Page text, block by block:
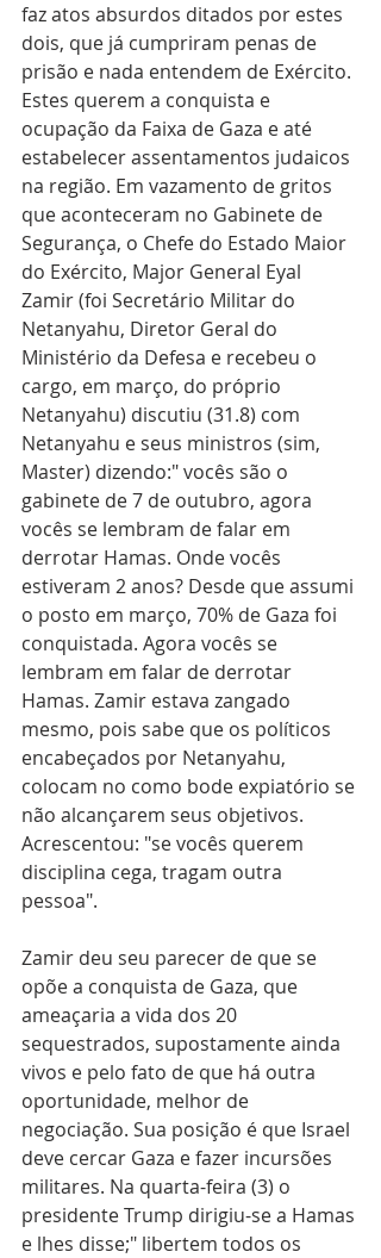
faz atos absurdos ditados por estes
dois, que já cumpriram penas de
prisão e nada entendem de Exército.
Estes querem a conquista e
ocupação da Faixa de Gaza e até
estabelecer assentamentos judaicos
na região. Em vazamento de gritos
que aconteceram no Gabinete de
Segurança, o Chefe do Estado Maior
do Exército, Major General Eyal
Zamir (foi Secretário Militar do
Netanyahu, Diretor Geral do
Ministério da Defesa e recebeu o
cargo, em março, do próprio
Netanyahu) discutiu (31.8) com
Netanyahu e seus ministros (sim,
Master) dizendo:" vocês são o
gabinete de 7 de outubro, agora
vocês se lembram de falar em
derrotar Hamas. Onde vocês
estiveram 2 anos? Desde que assumi
o posto em março, 70% de Gaza foi
conquistada. Agora vocês se
lembram em falar de derrotar
Hamas. Zamir estava zangado
mesmo, pois sabe que os políticos
encabeçados por Netanyahu,
colocam no como bode expiatório se
não alcançarem seus objetivos.
Acrescentou: "se vocês querem
disciplina cega, tragam outra
pessoa".
Zamir deu seu parecer de que se
opõe a conquista de Gaza, que
ameaçaria a vida dos 20
sequestrados, supostamente ainda
vivos e pelo fato de que há outra
oportunidade, melhor de
negociação. Sua posição é que Israel
deve cercar Gaza e fazer incursões
militares. Na quarta-feira (3) o
presidente Trump dirigiu-se a Hamas
e lhes disse;" libertem todos os